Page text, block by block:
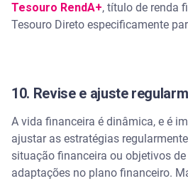
Tesouro RendA+, título de renda
Tesouro Direto especificamente
10. Revise e ajuste
A vida financeira é dinâmica, e é
ajustar as estratégias
situação financeira ou objetivos
adaptações no plano financeiro.